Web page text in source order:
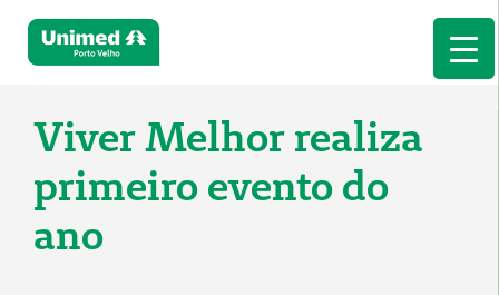
Viver Melhor realiza
primeiro evento do
ano